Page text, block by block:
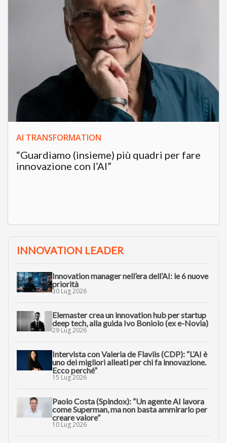
AI TRANSFORMATION
“Guardiamo (insieme) più quadri per fare
innovazione con l’AI”
INNOVATION LEADER
Innovation manager nell’era dell’AI: le 6 nuove
priorità
30 Lug 2026
Elemaster crea un innovation hub per startup
deep tech, alla guida Ivo Boniolo (ex e-Novia)
29 Lug 2026
Intervista con Valeria de Flaviis (CDP): “L’AI è
uno dei migliori alleati per chi fa innovazione.
Ecco perché”
15 Lug 2026
Paolo Costa (Spindox): “Un agente AI lavora
come Superman, ma non basta ammirarlo per
creare valore”
10 Lug 2026